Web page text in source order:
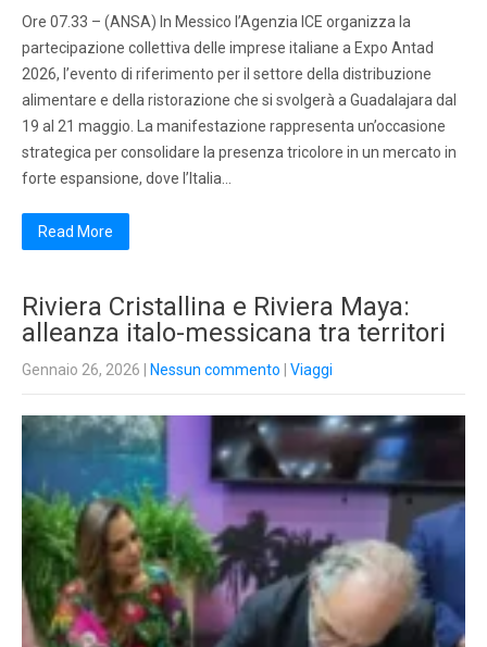
Ore 07.33 – (ANSA) In Messico l’Agenzia ICE organizza la
partecipazione collettiva delle imprese italiane a Expo Antad
2026, l’evento di riferimento per il settore della distribuzione
alimentare e della ristorazione che si svolgerà a Guadalajara dal
19 al 21 maggio. La manifestazione rappresenta un’occasione
strategica per consolidare la presenza tricolore in un mercato in
forte espansione, dove l’Italia…
Read More
Riviera Cristallina e Riviera Maya:
alleanza italo-messicana tra territori
Gennaio 26, 2026 Nessun commento Viaggi